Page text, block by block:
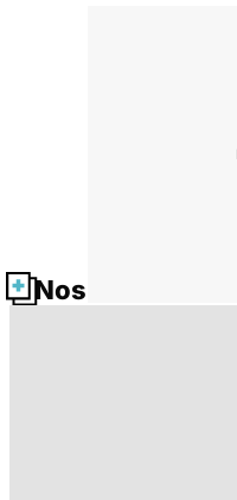
Nos fiches santé